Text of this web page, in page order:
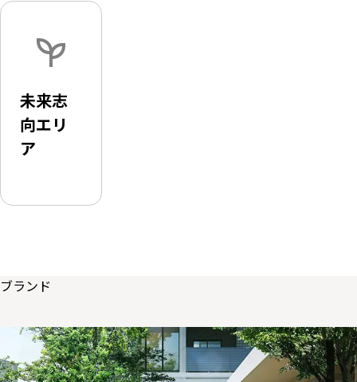
未来志
向エリ
ア
ブランド